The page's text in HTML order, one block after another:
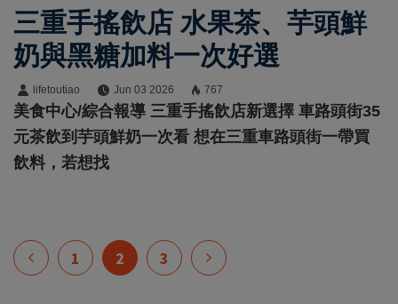
三重手搖飲店 水果茶、芋頭鮮
奶與黑糖加料一次好選
lifetoutiao Jun 03 2026 767
美食中心/綜合報導 三重手搖飲店新選擇 車路頭街35
元茶飲到芋頭鮮奶一次看 想在三重車路頭街一帶買
飲料，若想找
1 2 3